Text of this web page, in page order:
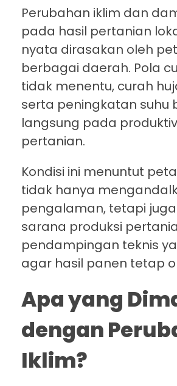
Perubahan iklim dan
pada hasil pertanian
nyata dirasakan oleh
berbagai daerah. Pola
tidak menentu, curah
serta peningkatan suhu
langsung pada
pertanian.
Kondisi ini menuntut
tidak hanya
pengalaman, tetapi
sarana produksi
pendampingan teknis
agar hasil panen tetap
Apa yang
dengan
Iklim?